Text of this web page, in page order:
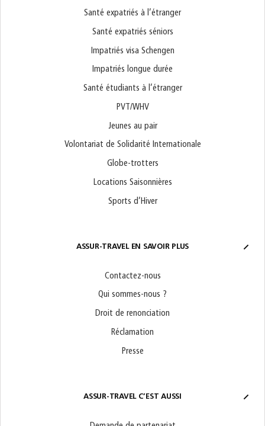
Santé expatriés à l’étranger
Santé expatriés séniors
Impatriés visa Schengen
Impatriés longue durée
Santé étudiants à l’étranger
PVT/WHV
Jeunes au pair
Volontariat de Solidarité Internationale
Globe-trotters
Locations Saisonnières
Sports d’Hiver
ASSUR-TRAVEL EN SAVOIR PLUS
Contactez-nous
Qui sommes-nous ?
Droit de renonciation
Réclamation
Presse
ASSUR-TRAVEL C’EST AUSSI